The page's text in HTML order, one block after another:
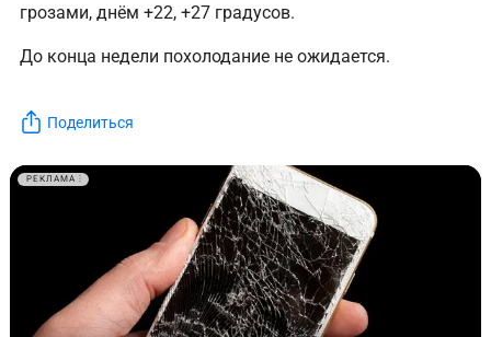
грозами, днём +22, +27 градусов.
До конца недели похолодание не ожидается.
Поделиться
РЕКЛАМА